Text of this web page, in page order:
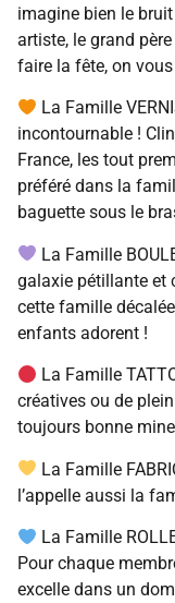
imagine bien le
artiste, le grand
faire la fête, on
La Famille
incontournable !
France, les tout
préféré dans la
baguette sous le
La Famille
galaxie pétillante et
cette famille
enfants adorent !
La Famille
créatives ou de
toujours bonne
La Famille
l’appelle aussi la
La Famille
Pour chaque
excelle dans un